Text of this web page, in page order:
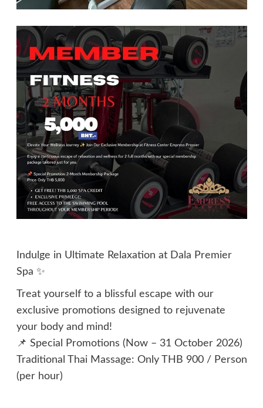
Indulge in Ultimate Relaxation at Dala Premier
Spa ✨
Treat yourself to a blissful escape with our
exclusive promotions designed to rejuvenate
your body and mind!
📌 Special Promotions (Now – 31 October 2026)
Traditional Thai Massage: Only THB 900 / Person
(per hour)